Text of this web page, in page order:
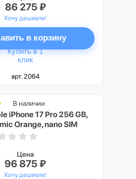
86 275 ₽
Хочу дешевле!
в корзину
Купить в 1
клик
арт. 2064
iPhone 17 Pro 256 GB,
Orange, nano SIM
В наличии
Цена
96 875 ₽
Хочу дешевле!